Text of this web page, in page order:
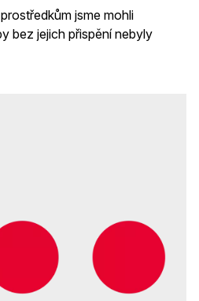
jsme mohli
bez jejich přispění nebyly